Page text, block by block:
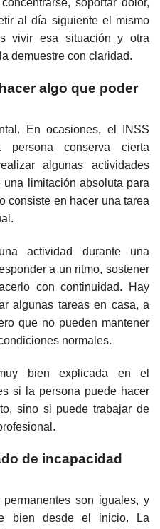
soportar dolor,
al día siguiente el mismo
vivir esa situación y otra
demuestre con claridad.
algo que poder
En ocasiones, el INSS
conserva cierta
algunas actividades
limitación absoluta para
consiste en hacer una tarea
actividad durante una
a un ritmo, sostener
con continuidad. Hay
algunas tareas en casa, a
que no pueden mantener
normales.
bien explicada en el
si la persona puede hacer
sino si puede trabajar de
de incapacidad
son iguales, y
bien desde el inicio. La